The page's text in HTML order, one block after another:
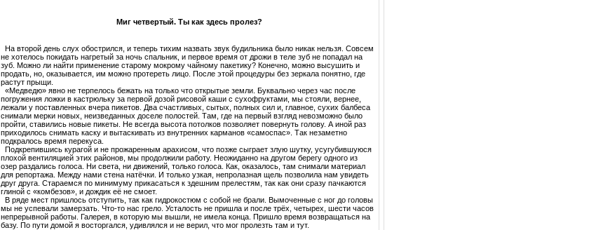
Миг четвертый. Ты как здесь пролез?
На второй день слух обострился, и теперь тихим назвать звук будильника было никак нельзя. Совсем
не хотелось покидать нагретый за ночь спальник, и первое время от дрожи в теле зуб не попадал на
зуб. Можно ли найти применение старому мокрому чайному пакетику? Конечно, можно высушить и
продать, но, оказывается, им можно протереть лицо. После этой процедуры без зеркала понятно, где
растут прыщи.
«Медведю» явно не терпелось бежать на только что открытые земли. Буквально через час после
погружения ложки в кастрюльку за первой дозой рисовой каши с сухофруктами, мы стояли, вернее,
лежали у поставленных вчера пикетов. Два счастливых, сытых, полных сил и, главное, сухих балбеса
снимали мерки новых, неизведанных доселе полостей. Там, где на первый взгляд невозможно было
пройти, ставились новые пикеты. Не всегда высота потолков позволяет повернуть голову. А иной раз
приходилось снимать каску и вытаскивать из внутренних карманов «самоспас». Так незаметно
подкралось время перекуса.
Подкрепившись курагой и не прожаренным арахисом, что позже сыграет злую шутку, усугубившуюся
плохой вентиляцией этих районов, мы продолжили работу. Неожиданно на другом берегу одного из
озер раздались голоса. Ни света, ни движений, только голоса. Как, оказалось, там снимали материал
для репортажа. Между нами стена натёчки. И только узкая, непролазная щель позволила нам увидеть
друг друга. Стараемся по минимуму прикасаться к здешним прелестям, так как они сразу пачкаются
глиной с «комбезов», и дождик её не смоет.
В ряде мест пришлось отступить, так как гидрокостюм с собой не брали. Вымоченные с ног до головы
мы не успевали замерзать. Что-то нас грело. Усталость не пришла и после трёх, четырех, шести часов
непрерывной работы. Галерея, в которую мы вышли, не имела конца. Пришло время возвращаться на
базу. По пути домой я восторгался, удивлялся и не верил, что мог пролезть там и тут.